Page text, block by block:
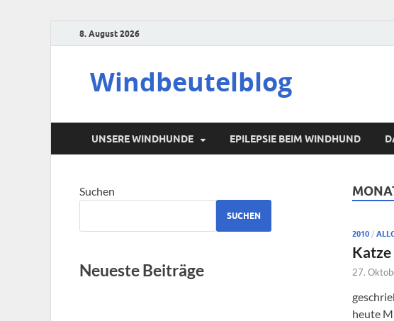
8. August 2026
Windbeutelblog
UNSERE WINDHUNDE EPILEPSIE BEIM WINDHUND
2010 /
27.
heute
Suchen
SUCHEN
Neueste Beiträge